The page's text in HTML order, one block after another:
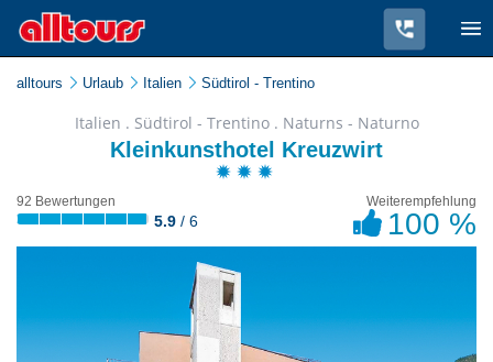
alltours Urlaub Italien Südtirol - Trentino
Italien . Südtirol - Trentino . Naturns - Naturno
Kleinkunsthotel Kreuzwirt
92 Bewertungen
5.9 / 6
Weiterempfehlung
100 %